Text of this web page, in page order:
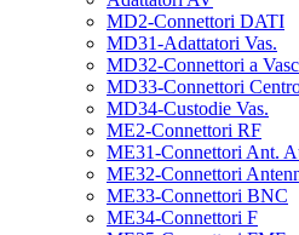
MD2-Connettori DATI
MD31-Adattatori Vas.
MD32-Connettori a
MD33-Connettori
MD34-Custodie Vas.
ME2-Connettori RF
ME31-Connettori Ant.
ME32-Connettori
ME33-Connettori BNC
ME34-Connettori F